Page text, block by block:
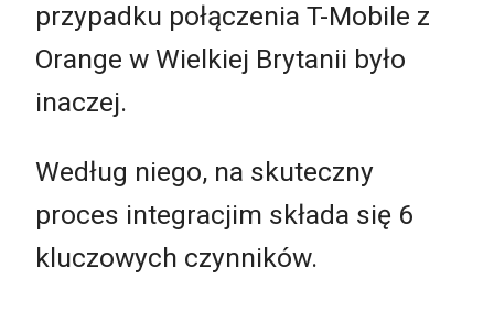
przypadku połączenia T-Mobile z
Orange w Wielkiej Brytanii było
inaczej.
Według niego, na skuteczny
proces integracjim składa się 6
kluczowych czynników.